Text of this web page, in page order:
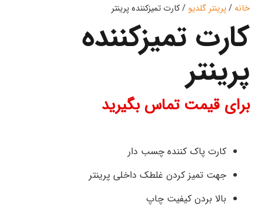
خانه/پرینتر گلدیو / کارت تمیزکننده پرینتر
کارت تمیزکننده
پرینتر
برای قیمت تماس بگیرید
کارت پاک کننده چسب دار
جهت تمیز کردن غلطک داخلی پرینتر
بالا بردن کیفیت چاپ